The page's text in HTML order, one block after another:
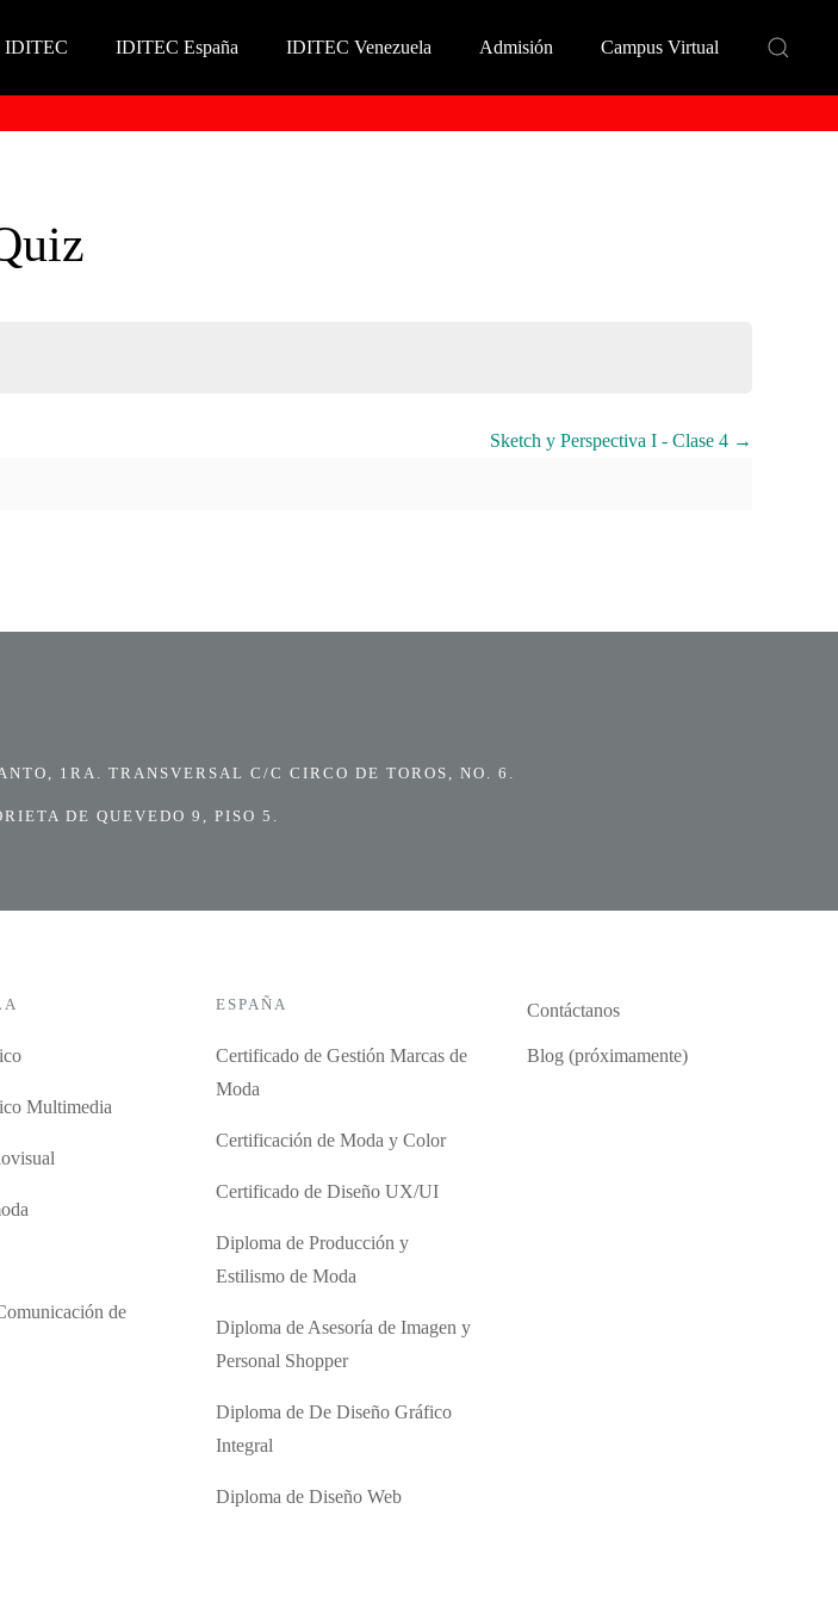
IDITEC IDITEC España IDITEC Venezuela Admisión Campus Virtual
Sketch y Perspectiva I - Clase 4
1RA. TRANSVERSAL C/C CIRCO DE TOROS, NO. 6.
DE QUEVEDO 9, PISO 5.
Multimedia
de
ESPAÑA
Certificado de Gestión Marcas de
Moda
Certificación de Moda y Color
Certificado de Diseño UX/UI
Diploma de Producción y
Estilismo de Moda
Diploma de Asesoría de Imagen y
Personal Shopper
Diploma de De Diseño Gráfico
Integral
Diploma de Diseño Web
Contáctanos
Blog (próximamente)